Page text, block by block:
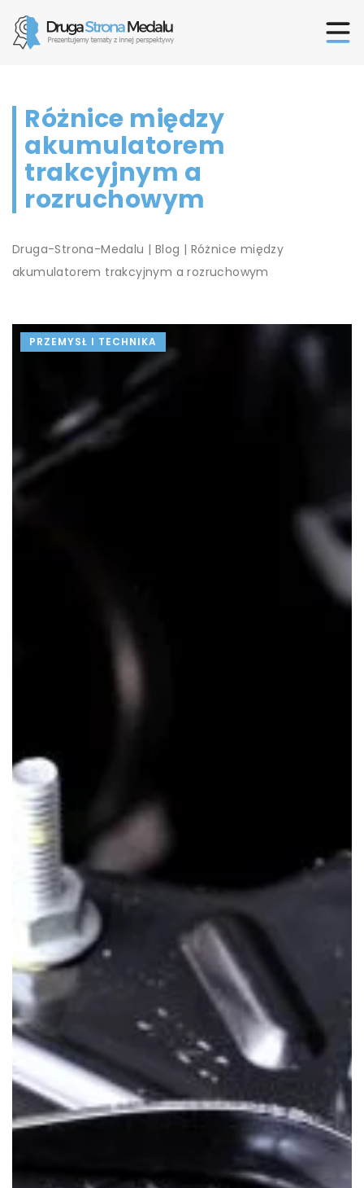
Różnice między
akumulatorem
trakcyjnym a
rozruchowym
Druga-Strona-Medalu | Blog | Różnice między
akumulatorem trakcyjnym a rozruchowym
PRZEMYSŁ I TECHNIKA